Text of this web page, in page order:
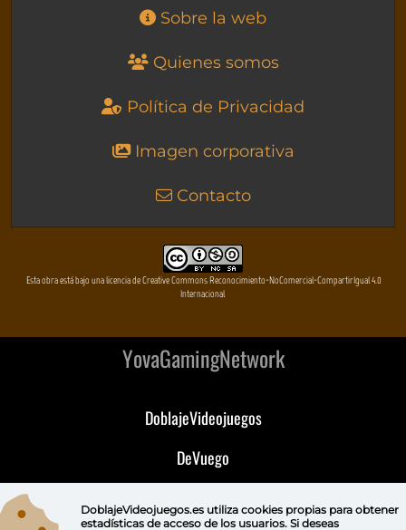
Sobre la web
Quienes somos
Política de Privacidad
Imagen corporativa
Contacto
Esta obra está bajo una licencia de Creative Commons Reconocimiento-NoComercial-CompartirIgual 4.0
Internacional
YovaGamingNetwork
DoblajeVideojuegos
DeVuego
DoblajeVideojuegos.es utiliza cookies propiaspara obtener
estadísticas de acceso de los usuarios. Si deseas